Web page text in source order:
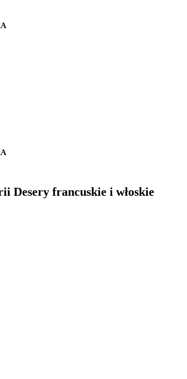
Desery francuskie i włoskie